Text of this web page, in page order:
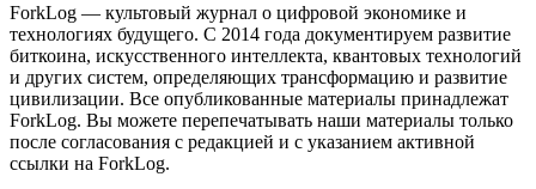
ForkLog — культовый журнал о цифровой экономике и
технологиях будущего. С 2014 года документируем развитие
биткоина, искусственного интеллекта, квантовых технологий
и других систем, определяющих трансформацию и развитие
цивилизации. Все опубликованные материалы принадлежат
ForkLog. Вы можете перепечатывать наши материалы только
после согласования с редакцией и с указанием активной
ссылки на ForkLog.